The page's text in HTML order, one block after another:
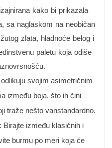
kako bi prikazala
sa naglaskom na neobičan
zlata, hladnoće belog i
paletu koja odiše
svojim asimetričnim
između boja, što ih čini
traže nešto vanstandardno.
Birajte između klasičnih i
burmu po meri koja će